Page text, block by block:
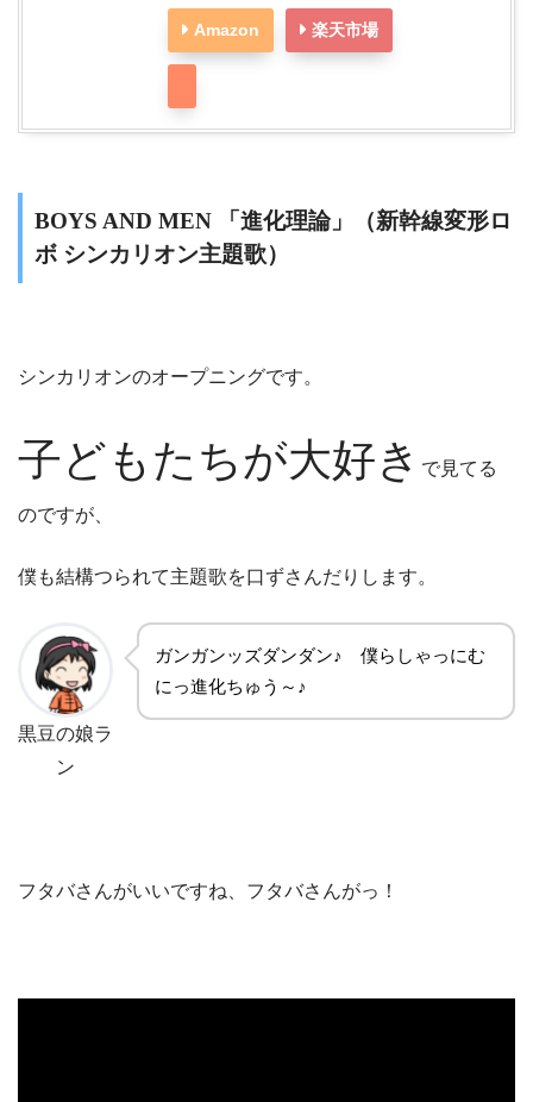
Amazon 楽天市場
BOYS AND MEN 「進化理論」（新幹線変形ロ
ボ シンカリオン主題歌）
シンカリオンのオープニングです。
子どもたちが大好き で見てる
のですが、
僕も結構つられて主題歌を口ずさんだりします。
黒豆の娘ラ
ン
ガンガンッズダンダン♪ 僕らしゃっにむ
にっ進化ちゅう～♪
フタバさんがいいですね、フタバさんがっ！